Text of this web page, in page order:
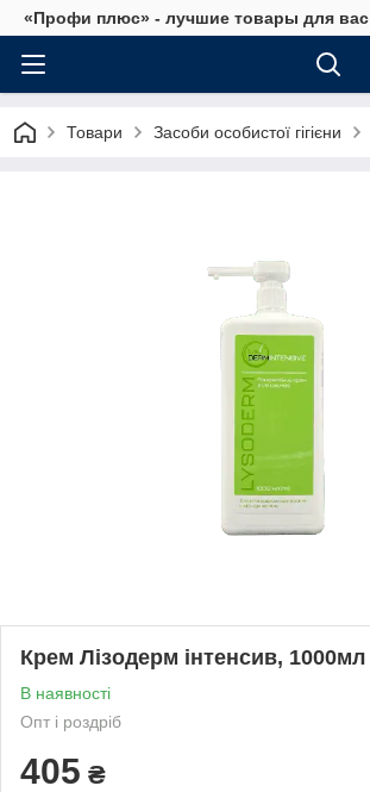
«Профи плюс» - лучшие товары для вас
Товари Засоби особистої гігієни
Крем Лізодерм інтенсив, 1000мл
В наявності
Опт і роздріб
405 ₴